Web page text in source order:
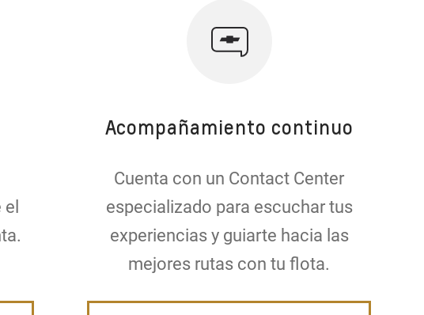
Acompañamiento continuo
Cuenta con un Contact Center
especializado para escuchar tus
experiencias y guiarte hacia las
mejores rutas con tu flota.